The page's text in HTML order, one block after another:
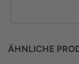
ÄHNLICHE